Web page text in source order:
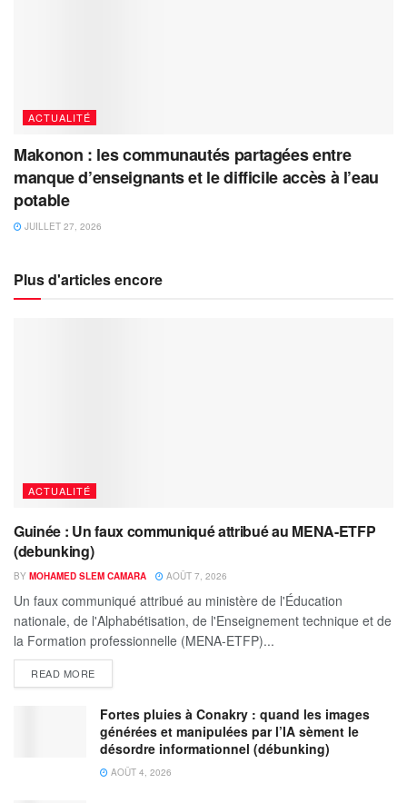
ACTUALITÉ
Makonon : les communautés partagées entre
manque d’enseignants et le difficile accès à l’eau
potable
JUILLET 27, 2026
Plus d'articles encore
ACTUALITÉ
Guinée : Un faux communiqué attribué au MENA-ETFP
(debunking)
BY MOHAMED SLEM CAMARA AOÛT 7, 2026
Un faux communiqué attribué au ministère de l'Éducation
nationale, de l'Alphabétisation, de l'Enseignement technique et de
la Formation professionnelle (MENA-ETFP)...
READ MORE
Fortes pluies à Conakry : quand les images
générées et manipulées par l’IA sèment le
désordre informationnel (débunking)
AOÛT 4, 2026